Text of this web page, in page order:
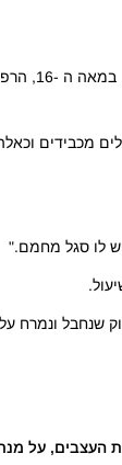
בשוודיה של ימי
מכבידים
לו סגל מחמם."
שנחבל ונמרח
העצבים, על